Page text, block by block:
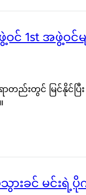
ဝင် 1st အဖွဲ့ဝ
ရာတည်းတွင် မြင်
းမသွားခင်